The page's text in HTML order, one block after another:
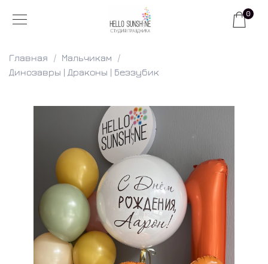
0
Главная
Мальчикам
Динозавры | Драконы | Беззубик